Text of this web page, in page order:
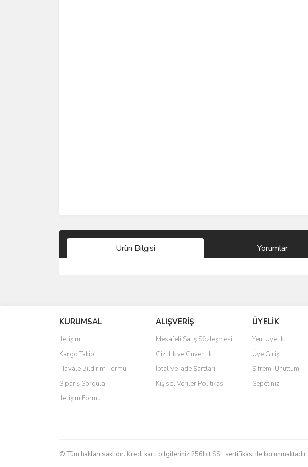
Ürün Bilgisi Yorumlar
Ürün resmi kalitesiz, bozuk veya görüntülenemiyor.
Ürün açıklamasında eksik bilgiler bulunuyor.
Ürün bilgilerinde hatalar bulunuyor.
Ürün fiyatı diğer sitelerden daha pahalı.
Bu ürüne benzer farklı alternatifler olmalı.
KURUMSAL
İletişim
Kargo Takibi
Havale Bildirim Formu
Sipariş Sorgula
İletişim Formu
ALIŞVERİŞ
Mesafeli Satış Sözleşmesi
Gizlilik ve Güvenlik
İptal ve İade Şartları
Kişisel Veriler Politikası
ÜYELİK
Yeni Üyelik
Üye Girişi
Şifremi Unuttum
Sepetiniz
© Tüm hakları saklıdır. Kredi kartı bilgileriniz 256bit SSL sertifikası ile korunmaktadır.